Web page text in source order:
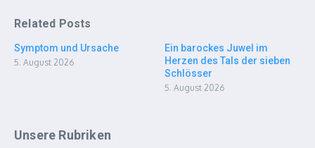
Related Posts
Symptom und Ursache
5. August 2026
Ein barockes Juwel im
Herzen des Tals der sieben
Schlösser
5. August 2026
Unsere Rubriken